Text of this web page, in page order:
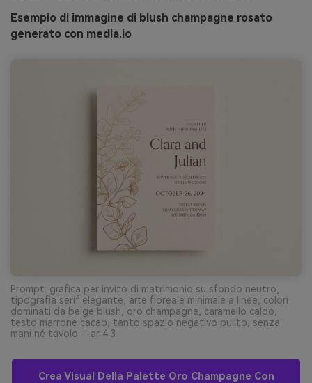
Esempio di immagine di blush champagne rosato
generato con media.io
Prompt: grafica per invito di matrimonio su sfondo neutro,
tipografia serif elegante, arte floreale minimale a linee, colori
dominati da beige blush, oro champagne, caramello caldo,
testo marrone cacao, tanto spazio negativo pulito, senza
mani né tavolo --ar 4:3
Crea Visual Della Palette Oro Champagne Con